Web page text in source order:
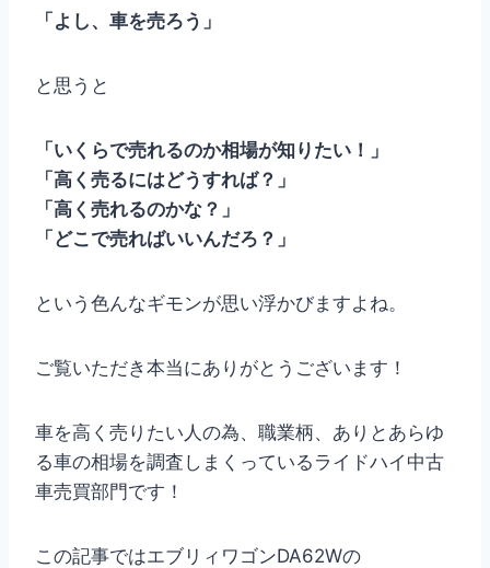
「よし、車を売ろう」
と思うと
「いくらで売れるのか相場が知りたい！」
「高く売るにはどうすれば？」
「高く売れるのかな？」
「どこで売ればいいんだろ？」
という色んなギモンが思い浮かびますよね。
ご覧いただき本当にありがとうございます！
車を高く売りたい人の為、職業柄、ありとあらゆ
る車の相場を調査しまくっているライドハイ中古
車売買部門です！
この記事ではエブリィワゴンDA62Wの